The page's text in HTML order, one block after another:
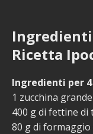
Ricetta
Ingredienti per
1 zucchina grande
400 g di fettine di
80 g di